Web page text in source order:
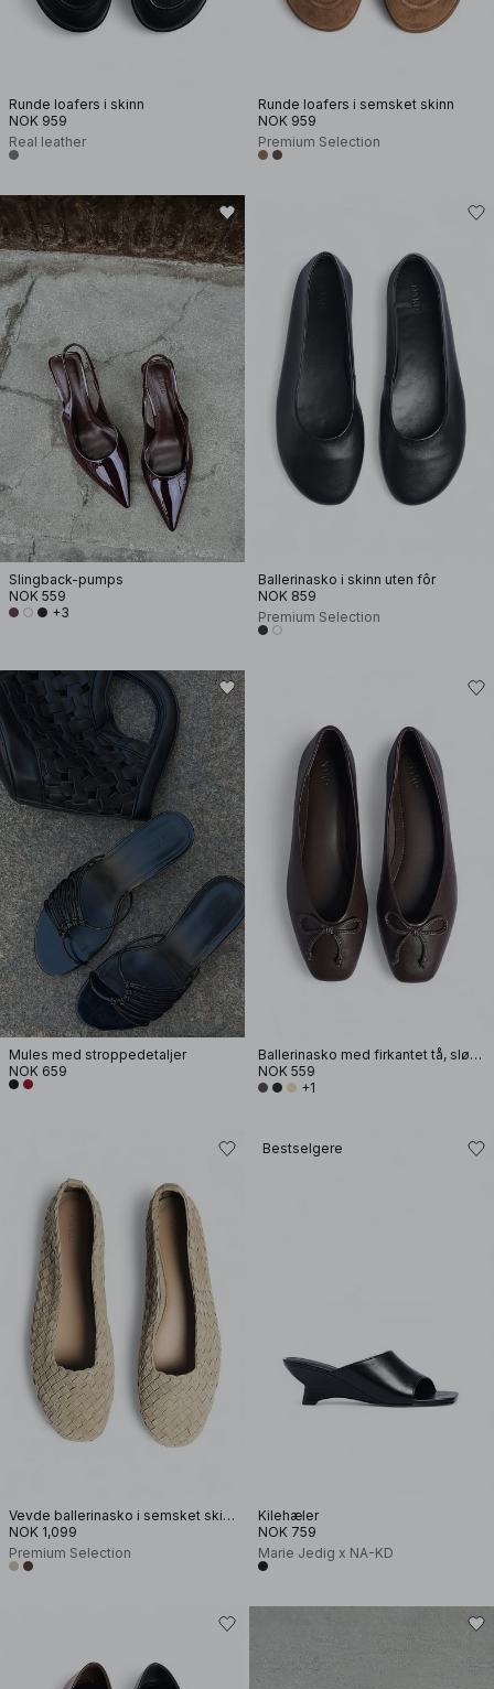
Runde loafers i skinn
NOK 959
Real leather
Runde loafers i semsket skinn
NOK 959
Premium Selection
Slingback-pumps
NOK 559
+3
Ballerinasko i skinn uten fôr
NOK 859
Premium Selection
Mules med stroppedetaljer
NOK 659
Ballerinasko med firkantet tå, sløyfe
NOK 559
+1
Vevde ballerinasko i semsket skinn
NOK 1,099
Premium Selection
Bestselgere
Kilehæler
NOK 759
Marie Jedig x NA-KD